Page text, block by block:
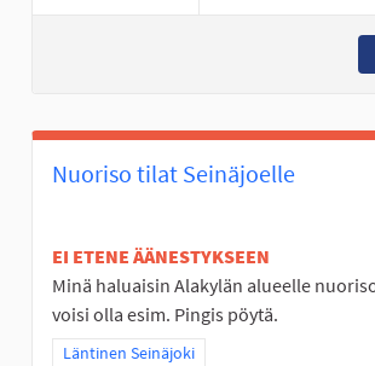
Nuoriso tilat Seinäjoelle
EI ETENE ÄÄNESTYKSEEN
Minä haluaisin Alakylän alueelle
voisi olla esim. Pingis pöytä.
Rajaa tulokset teeman mukaan: Läntinen
Läntinen Seinäjoki